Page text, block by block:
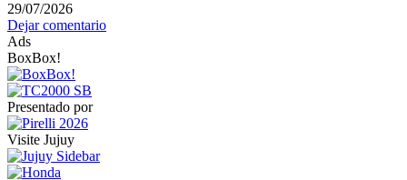
29/07/2026
Dejar comentario
Ads
BoxBox!
Presentado por
Visite Jujuy